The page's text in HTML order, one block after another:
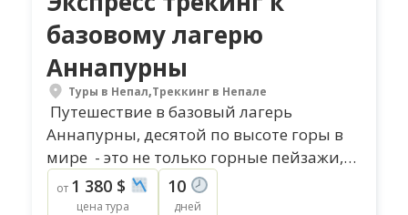
базовому лагерю
Аннапурны
Туры в Непал,Треккинг в Непале
Путешествие в базовый лагерь
Аннапурны, десятой по высоте горы в
мире - это не только горные пейзажи,
но и потрясающие виды на
гималайские долины, ландшафты,...
от 1 380 $
цена тура
10
дней